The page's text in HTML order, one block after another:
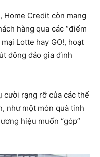
Home Credit còn mang
hàng qua các “điểm
Lotte hay GO!, hoạt
đông đảo gia đình
cười rạng rỡ của các thế
như một món quà tinh
hiệu muốn “góp”